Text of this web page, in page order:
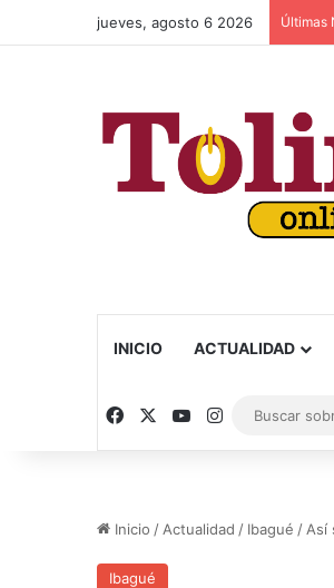
jueves, agosto 6 2026 Últimas
INICIO ACTUALIDAD
Facebook YouTubeInstagram
Inicio / Actualidad / Ibagué / Así
Ibagué